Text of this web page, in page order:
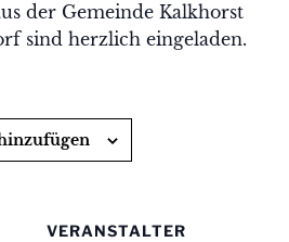
der Gemeinde Kalkhorst
sind herzlich eingeladen.
VERANSTALTER